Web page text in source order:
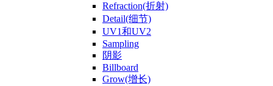
Refraction(折射)
Detail(细节)
UV1和UV2
Sampling
阴影
Billboard
Grow(增长)